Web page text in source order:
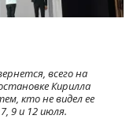
всего на
Кирилла
кто не видел ее
9 и 12 июля.